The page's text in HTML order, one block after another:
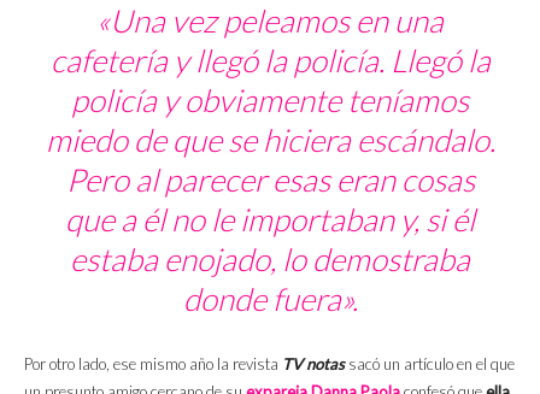
«Una vez peleamos en una
cafetería y llegó la policía. Llegó la
policía y obviamente teníamos
miedo de que se hiciera escándalo.
Pero al parecer esas eran cosas
que a él no le importaban y, si él
estaba enojado, lo demostraba
donde fuera».
Por otro lado, ese mismo año la revista TV notas sacó un artículo en el que